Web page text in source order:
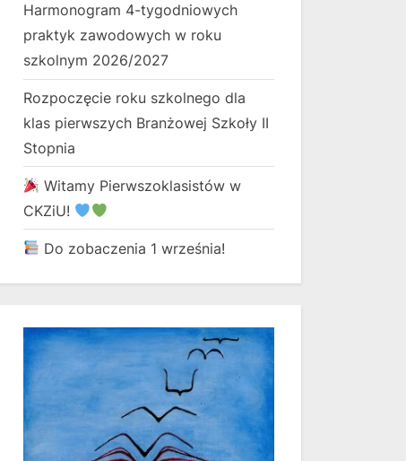
Harmonogram 4-tygodniowych
praktyk zawodowych w roku
szkolnym 2026/2027
Rozpoczęcie roku szkolnego dla
klas pierwszych Branżowej Szkoły II
Stopnia
Witamy Pierwszoklasistów w
CKZiU!
Do zobaczenia 1 września!